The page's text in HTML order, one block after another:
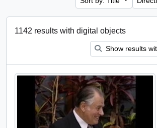
1142 results with digital objects
Show results